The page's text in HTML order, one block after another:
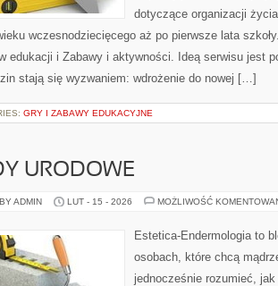
dotyczące organizacji
wczesnodziecięcego aż po pierwsze lata
edukacji i Zabawy i aktywności. Ideą serwisu jest
stają się wyzwaniem: wdrożenie do nowej […]
GRY I ZABAWY EDUKACYJNE
URODOWE
ADMIN LUT - 15 - 2026 MOŻLIWOŚĆ
Estetica-Endermologia to
osobach, które chcą
jednocześnie rozumieć,